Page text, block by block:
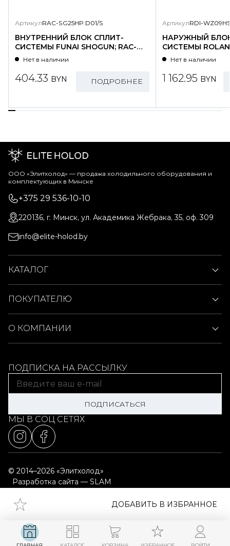
ДОБАВИТЬ В ИЗБРАННОЕ
АртикулRAC-SG25HP.D01/S
ВНУТРЕННИЙ БЛОК СПЛИТ-
СИСТЕМЫ FUNAI SHOGUN; RAC-
SG25HP.D01/S
Нет в наличии
404.33 BYN ПОДРОБНЕЕ
АртикулRDI-
НАРУЖНЫЙ
СИСТЕМЫ
WZ09HSS/N1-
Нет в наличии
1 162.95 BYN
ООО «Элитхолод» ― продажа холодильного оборудования и
комплектующих в Минске
+375 29 536-10-10
220136, г. Минск, ул. Академика Жебрака, 35, оф. 309
info@elite-holod.by
КАТАЛОГ
ПОКУПАТЕЛЮ
О КОМПАНИИ
ПОДПИСКА НА РАССЫЛКУ
ПОДПИСАТЬСЯ
МЫ В СОЦ СЕТЯХ
© 2014–2026 «Элитхолод»
Разработка сайта — SLAM
Карта сайта